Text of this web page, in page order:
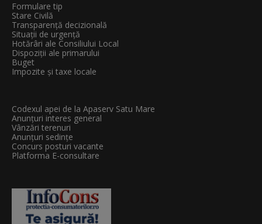
Formulare tip
Stare Civilă
Transparenţă decizională
Situații de urgență
Hotărâri ale Consiliului Local
Dispoziții ale primarului
Buget
Impozite și taxe locale
Codexul apei de la Apaserv Satu Mare
Anunțuri interes general
Vânzări terenuri
Anunțuri sedințe
Concurs posturi vacante
Platforma E-consultare